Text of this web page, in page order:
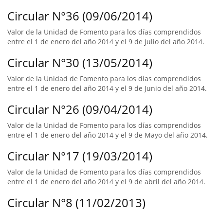
Circular N°36 (09/06/2014)
Valor de la Unidad de Fomento para los días comprendidos
entre el 1 de enero del año 2014 y el 9 de Julio del año 2014.
Circular N°30 (13/05/2014)
Valor de la Unidad de Fomento para los días comprendidos
entre el 1 de enero del año 2014 y el 9 de Junio del año 2014.
Circular N°26 (09/04/2014)
Valor de la Unidad de Fomento para los días comprendidos
entre el 1 de enero del año 2014 y el 9 de Mayo del año 2014.
Circular N°17 (19/03/2014)
Valor de la Unidad de Fomento para los días comprendidos
entre el 1 de enero del año 2014 y el 9 de abril del año 2014.
Circular N°8 (11/02/2013)